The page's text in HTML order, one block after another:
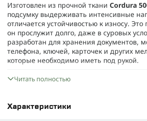
Изготовлен из прочной ткани Cordura
подсумку выдерживать интенсивные
отличается устойчивостью к износу. Это
он прослужит долго, даже в суровых
разработан для хранения документов,
телефона, ключей, карточек и других
которые необходимо иметь под рукой.
Мы точно знаем какое количество
потерялось.
Читать полностью
Характеристики